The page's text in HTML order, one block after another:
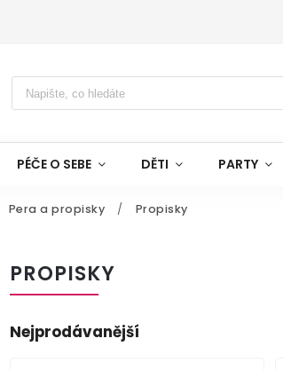
PÉČE O SEBE DĚTI PARTY
Pera a propisky / Propisky
PROPISKY
Nejprodávanější